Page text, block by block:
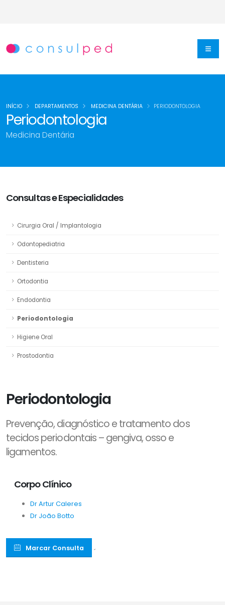
Periodontologia
Medicina Dentária
INÍCIO DEPARTAMENTOS MEDICINA DENTÁRIA PERIODONTOLOGIA
Consultas e Especialidades
Cirurgia Oral / Implantologia
Odontopediatria
Dentisteria
Ortodontia
Endodontia
Periodontologia
Higiene Oral
Prostodontia
Periodontologia
Prevenção, diagnóstico e tratamento dos
tecidos periodontais – gengiva, osso e
ligamentos.
Corpo Clínico
Dr Artur Caleres
Dr João Botto
Marcar Consulta ´